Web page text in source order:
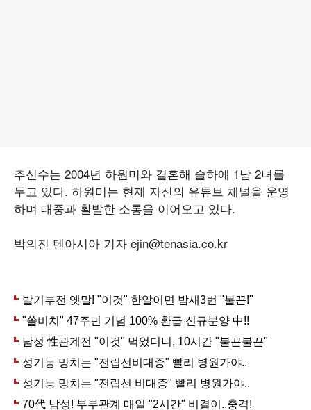
추신수는 2004년 하원미와 결혼해 슬하에 1남 2녀를
두고 있다. 하원미는 현재 자신의 유튜브 채널을 운영
하며 대중과 활발한 소통을 이어오고 있다.
박의진 텐아시아 기자 ejin@tenasia.co.kr